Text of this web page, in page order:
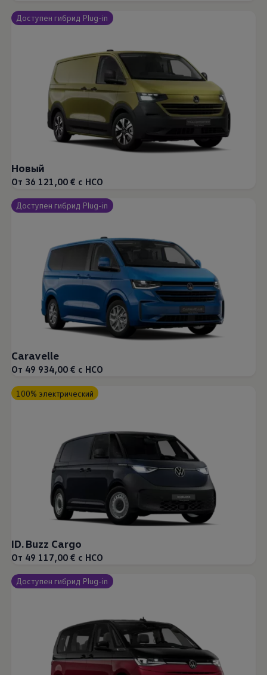
Доступен гибрид Plug-in
Новый
От 36 121,00 € с НСО
Доступен гибрид Plug-in
Caravelle
От 49 934,00 € с НСО
100% электрический
ID. Buzz Cargo
От 49 117,00 € с НСО
Доступен гибрид Plug-in